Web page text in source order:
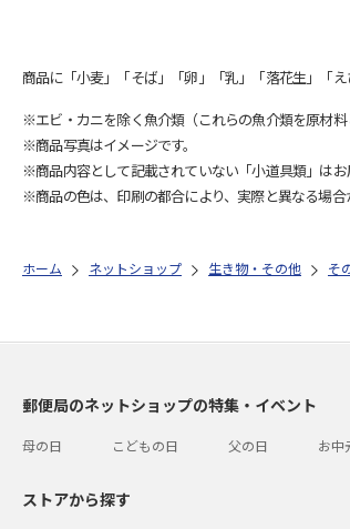
商品に「小麦」「そば」「卵」「乳」「落花生」「
※エビ・カニを除く魚介類（これらの魚介類を原材
※商品写真はイメージです。
※商品内容として記載されていない「小道具類」はお
※商品の色は、印刷の都合により、実際と異なる場合
ホーム ネットショップ 生き物・その他 そ
郵便局のネットショップの特集・イベント
母の日 こどもの日 父の日 お中
ストアから探す